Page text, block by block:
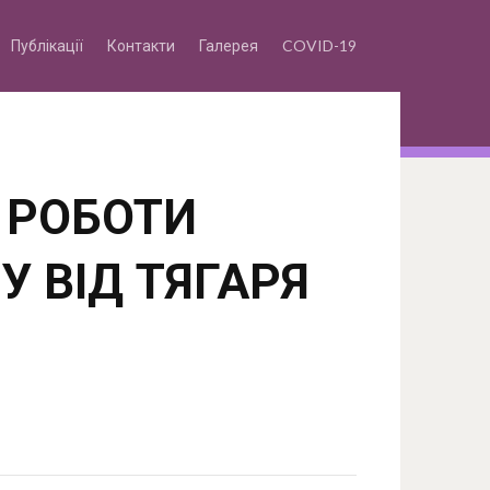
Публікації Контакти Галерея COVID-19
РОБОТИ
ВІД ТЯГАРЯ